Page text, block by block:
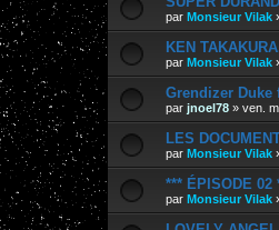
par Monsieur Vilak
KEN
par Monsieur Vilak
Grendizer Duke
par jnoel78 » ven.
LES
par Monsieur Vilak
*** ÉPISODE 02
par Monsieur Vilak